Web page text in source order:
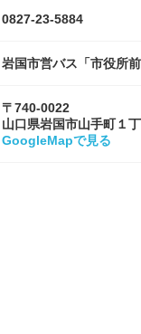
0827-23-5884
岩国市営バス「市役所
〒740-0022
山口県岩国市山手町１
GoogleMapで見る